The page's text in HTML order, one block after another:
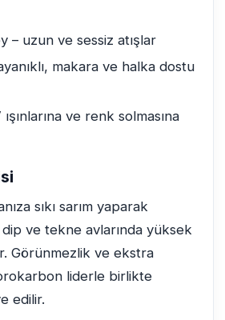
– uzun ve sessiz atışlar
makara ve halka dostu
ve renk solmasına
sıkı sarım yaparak
dip ve tekne avlarında yüksek
Görünmezlik ve ekstra
liderle birlikte
edilir.